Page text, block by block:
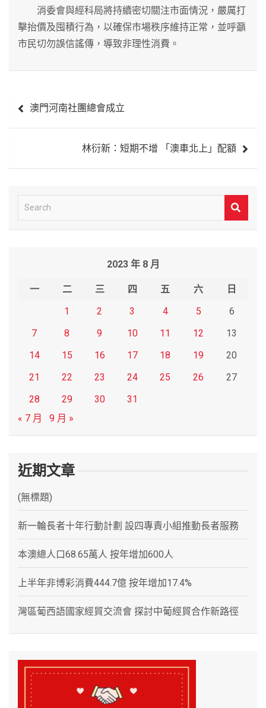
消委會與經科局將持續密切關注市面情況，嚴厲打
擊抬價及囤積行為，以確保市場秩序維持正常，並呼籲
市民切勿誤信謠傳，導致非理性消費。
章
澳門河南社團總會成立
林衍新：短期不增 「澳車北上」配額
e
2023 年 8 月
一 二 三 四 五 六
日
1
2 3 4 5
6
7
8 9 10 11 12
13
14
15 16 17 18 19
20
21
22 23 24 25 26
27
28
29 30
31
« 7 月
9 月 »
近期文章
(無標題)
新一輪長者十年行動計劃 設四專責小組推動長者服務
本澳總人口68.65萬人 按年增加600人
上半年非博彩消費444.7億 按年增加17.4%
灣區葡西語國家經貿交流會 探討中葡經貿合作新路徑